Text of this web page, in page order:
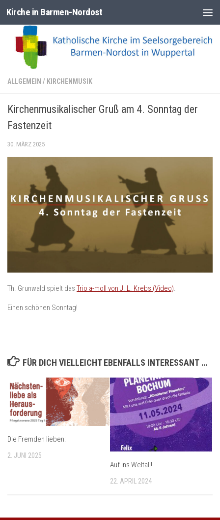
Zum Inhalt springen
Kirche in Barmen-Nordost
ALLGEMEIN / KIRCHENMUSIK
Kirchenmusikalischer Gruß am 4. Sonntag der
Fastenzeit
30. MÄRZ 2025
Th. Grunwald spielt das Trio a-moll von J. L. Krebs (Video).
Einen schönen Sonntag!
FÜR DICH VIELLEICHT EBENFALLS INTERESSANT …
Die Fremden lieben:
2. JUNI 2025
Auf ins Weltall!
22. APRIL 2024